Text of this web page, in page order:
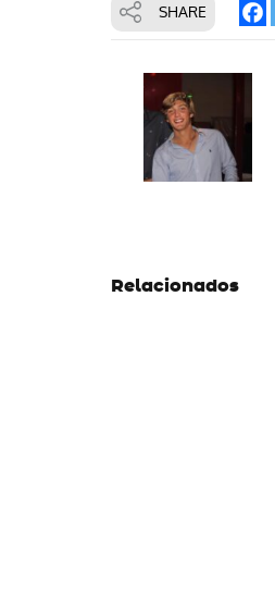
SHARE
Relacionados